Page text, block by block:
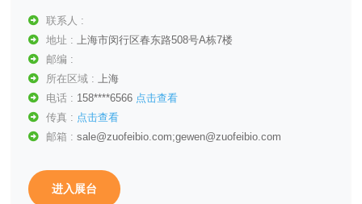
联系人 :
地址 : 上海市闵行区春东路508号A栋7楼
邮编 :
所在区域 : 上海
电话 : 158****6566 点击查看
传真 : 点击查看
邮箱 : sale@zuofeibio.com;gewen@zuofeibio.com
进入展台